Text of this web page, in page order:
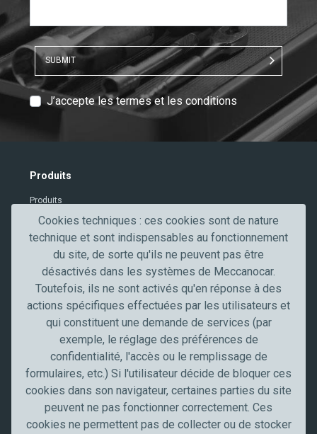
SUBMIT
T
V
r
f
a
t
J’accepte les termes et les conditions
Produits
Produits
Contacts
Secteurs professionnels
Secteur de l'automobile
Truck, transport et poids lourds
Artisans et PME
Industrie
Meccanocar France
Qui sommes nous
Cookies techniques : ces cookies sont de nature
technique et sont indispensables au fonctionnement
du site, de sorte qu'ils ne peuvent pas être
désactivés dans les systèmes de Meccanocar.
Toutefois, ils ne sont activés qu'en réponse à des
actions spécifiques effectuées par les utilisateurs et
qui constituent une demande de services (par
exemple, le réglage des préférences de
confidentialité, l'accès ou le remplissage de
formulaires, etc.) Si l'utilisateur décide de bloquer ces
cookies dans son navigateur, certaines parties du site
peuvent ne pas fonctionner correctement. Ces
cookies ne permettent pas de collecter ou de stocker